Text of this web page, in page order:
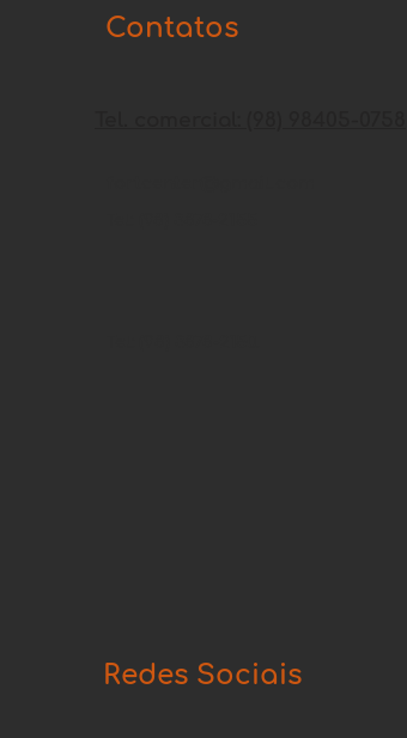
Contatos
Redes Sociais